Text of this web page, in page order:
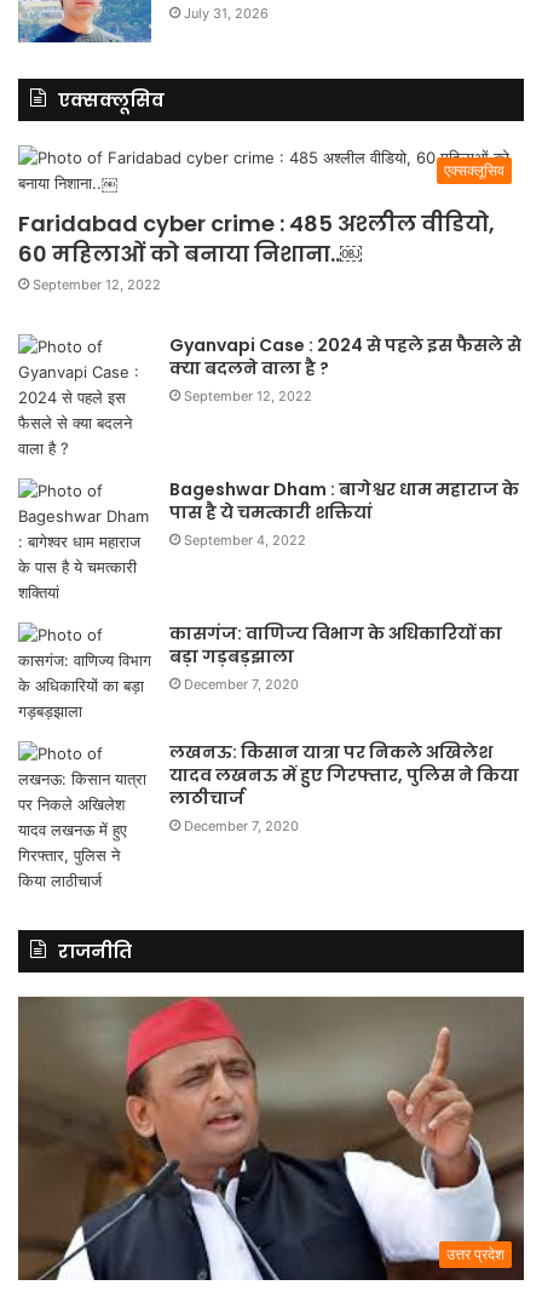
July 31, 2026
एक्सक्लूसिव
एक्सक्लूसिव
Faridabad cyber crime : 485 अश्लील वीडियो,
60 महिलाओं को बनाया निशाना..￼
September 12, 2022
Gyanvapi Case : 2024 से पहले इस फैसले से
क्या बदलने वाला है ?
September 12, 2022
Bageshwar Dham : बागेश्वर धाम महाराज के
पास है ये चमत्कारी शक्तियां
September 4, 2022
कासगंज: वाणिज्य विभाग के अधिकारियों का
बड़ा गड़बड़झाला
December 7, 2020
लखनऊ: किसान यात्रा पर निकले अखिलेश
यादव लखनऊ में हुए गिरफ्तार, पुलिस ने किया
लाठीचार्ज
December 7, 2020
राजनीति
उत्तर प्रदेश